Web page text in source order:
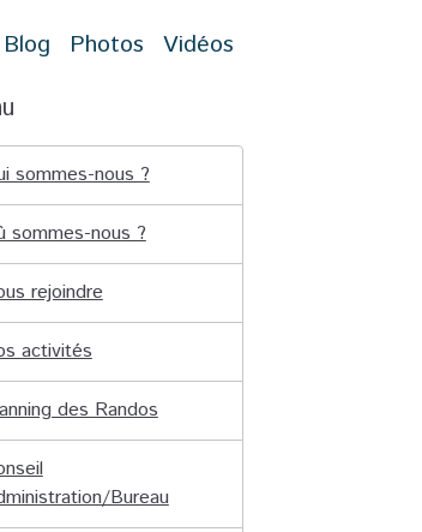
Blog Photos Vidéos
sommes-nous ?
sommes-nous ?
rejoindre
activités
des Randos
Bureau